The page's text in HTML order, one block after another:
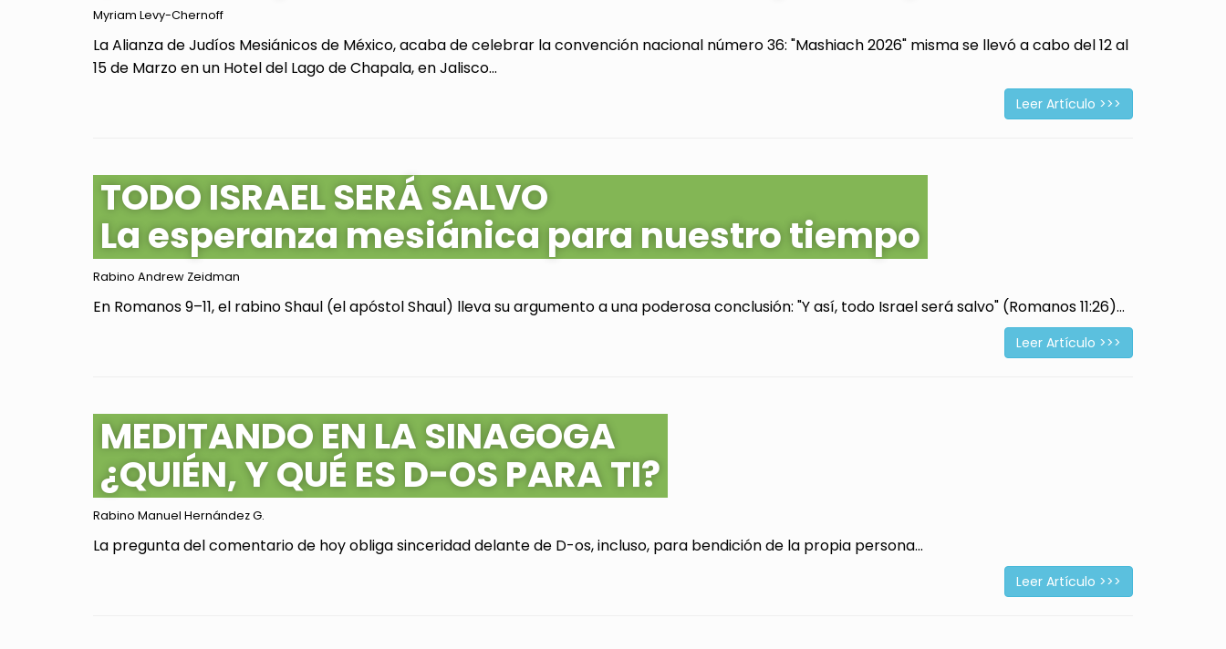
Myriam Levy-Chernoff
La Alianza de Judíos Mesiánicos de México, acaba de celebrar la convención nacional número 36: "Mashiach 2026" misma se llevó a cabo del 12 al
15 de Marzo en un Hotel del Lago de Chapala, en Jalisco...
Leer Artículo >>>
TODO ISRAEL SERÁ SALVO
La esperanza mesiánica para nuestro tiempo
Rabino Andrew Zeidman
En Romanos 9–11, el rabino Shaul (el apóstol Shaul) lleva su argumento a una poderosa conclusión: "Y así, todo Israel será salvo" (Romanos 11:26)...
Leer Artículo >>>
MEDITANDO EN LA SINAGOGA
¿QUIÉN, Y QUÉ ES D-OS PARA TI?
Rabino Manuel Hernández G.
La pregunta del comentario de hoy obliga sinceridad delante de D-os, incluso, para bendición de la propia persona...
Leer Artículo >>>